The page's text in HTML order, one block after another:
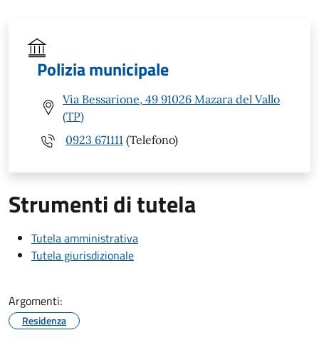
Polizia municipale
Via Bessarione, 49 91026 Mazara del Vallo
(TP)
0923 671111 (Telefono)
Strumenti di tutela
Tutela amministrativa
Tutela giurisdizionale
Argomenti:
Residenza